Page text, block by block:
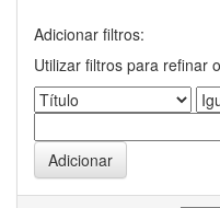
Adicionar filtros:
Utilizar filtros para refinar